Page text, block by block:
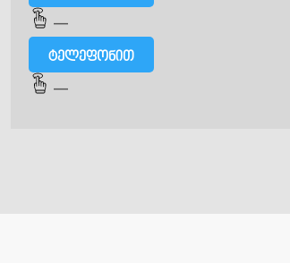
თბილისი, თედორე მღვდლის ქ. 13
—
ტელეფონით
—